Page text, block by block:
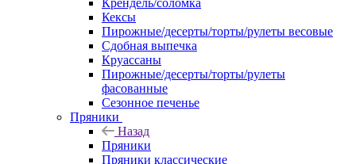
Крендель/соломка
Кексы
Пирожные/десерты/торты/рулеты весовые
Сдобная выпечка
Круассаны
Пирожные/десерты/торты/рулеты
фасованные
Сезонное печенье
Пряники
Назад
Пряники
Пряники классические